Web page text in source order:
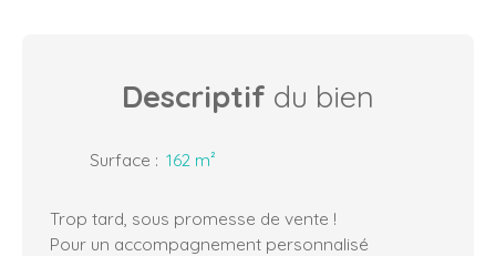
Descriptif du bien
Surface : 162 m²
Trop tard, sous promesse de vente !
Pour un accompagnement personnalisé